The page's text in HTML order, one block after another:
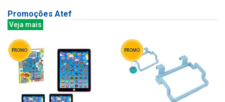
Promoções Atef
Veja mais